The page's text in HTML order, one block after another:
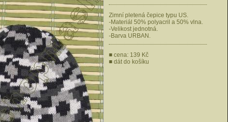
Zimní pletená čepice typu US.
-Materiál 50% polyacril a 50% vlna.
-Velikost jednotná.
-Barva URBAN.
■ cena: 139 Kč
■ dát do košíku